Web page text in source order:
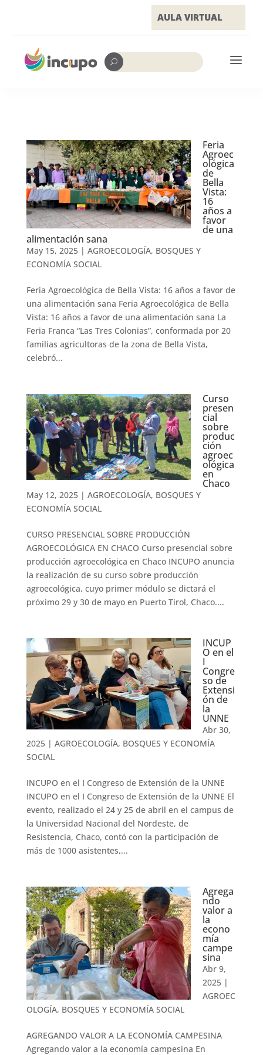
AULA VIRTUAL
U a
Feria
Agroec
ológica
de
Bella
Vista:
16
años a
favor
de una
alimentación sana
May 15, 2025| AGROECOLOGÍA, BOSQUES Y
ECONOMÍA SOCIAL
Feria Agroecológica de Bella Vista: 16 años a favor de
una alimentación sana Feria Agroecológica de Bella
Vista: 16 años a favor de una alimentación sana La
Feria Franca “Las Tres Colonias”, conformada por 20
familias agricultoras de la zona de Bella Vista,
celebró...
Curso
presen
cial
sobre
produc
ción
agroec
ológica
en
Chaco
May 12, 2025| AGROECOLOGÍA, BOSQUES Y
ECONOMÍA SOCIAL
CURSO PRESENCIAL SOBRE PRODUCCIÓN
AGROECOLÓGICA EN CHACO Curso presencial sobre
producción agroecológica en Chaco INCUPO anuncia
la realización de su curso sobre producción
agroecológica, cuyo primer módulo se dictará el
próximo 29 y 30 de mayo en Puerto Tirol, Chaco....
INCUP
O en el
I
Congre
so de
Extensi
ón de
la
UNNE
Abr 30,
2025| AGROECOLOGÍA, BOSQUES Y ECONOMÍA
SOCIAL
INCUPO en el I Congreso de Extensión de la UNNE
INCUPO en el I Congreso de Extensión de la UNNE El
evento, realizado el 24 y 25 de abril en el campus de
la Universidad Nacional del Nordeste, de
Resistencia, Chaco, contó con la participación de
más de 1000 asistentes,...
Agrega
ndo
valor a
la
econo
mía
campe
sina
Abr 9,
2025|
AGROEC
OLOGÍA, BOSQUES Y ECONOMÍA SOCIAL
AGREGANDO VALOR A LA ECONOMÍA CAMPESINA
Agregando valor a la economía campesina En